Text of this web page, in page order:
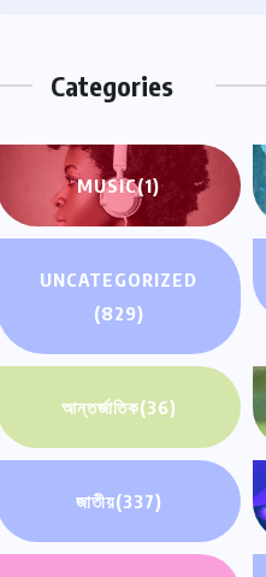
Categories
MUSIC(1)
UNCATEGORIZED
(829)
আন্তর্জাতিক(36)
জাতীয়(337)